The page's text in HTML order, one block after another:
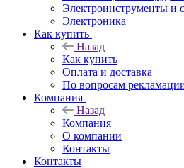
Электроинструменты и
Электроника
Как купить
Назад
Как купить
Оплата и доставка
По вопросам
Компания
Назад
Компания
О компании
Контакты
Контакты